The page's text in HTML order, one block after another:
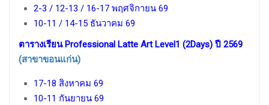
2-3 / 12-13 / 16-17 พฤศจิกายน 69
10-11 / 14-15 ธันวาคม 69
ตารางเรียน Professional Latte Art Level1 (2Days) ปี 2569
(สาขาขอนแก่น)
17-18 สิงหาคม 69
10-11 กันยายน 69